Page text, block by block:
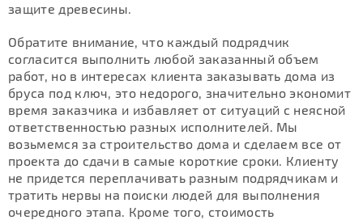
защите древесины.
Обратите внимание, что каждый подрядчик
согласится выполнить любой заказанный объем
работ, но в интересах клиента заказывать дома из
бруса под ключ, это недорого, значительно экономит
время заказчика и избавляет от ситуаций с неясной
ответственностью разных исполнителей. Мы
возьмемся за строительство дома и сделаем все от
проекта до сдачи в самые короткие сроки. Клиенту
не придется переплачивать разным подрядчикам и
тратить нервы на поиски людей для выполнения
очередного этапа. Кроме того, стоимость